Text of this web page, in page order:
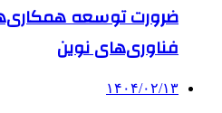
ضرورت توسعه
فناوری‌های نوین
۱۴۰۴/۰۲/۱۳